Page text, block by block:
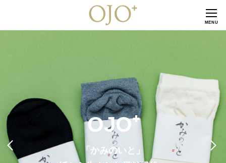
CLOSE
MENU
OJO⁺
「かみのいと」